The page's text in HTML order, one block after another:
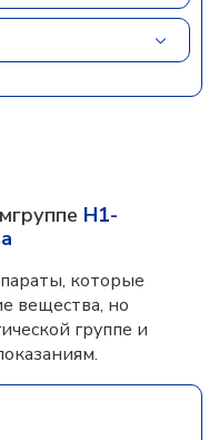
H1-
которые
вещества, но
группе и